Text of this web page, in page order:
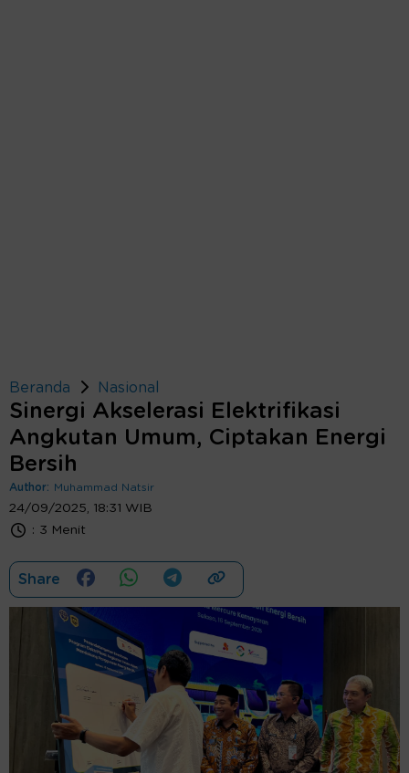
Beranda Nasional
Sinergi Akselerasi Elektrifikasi
Angkutan Umum, Ciptakan Energi
Bersih
Author: Muhammad Natsir
24/09/2025, 18:31 WIB
: 3 Menit
Share